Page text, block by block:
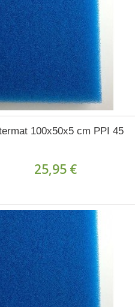
100x50x5 cm PPI 45
25,95 €